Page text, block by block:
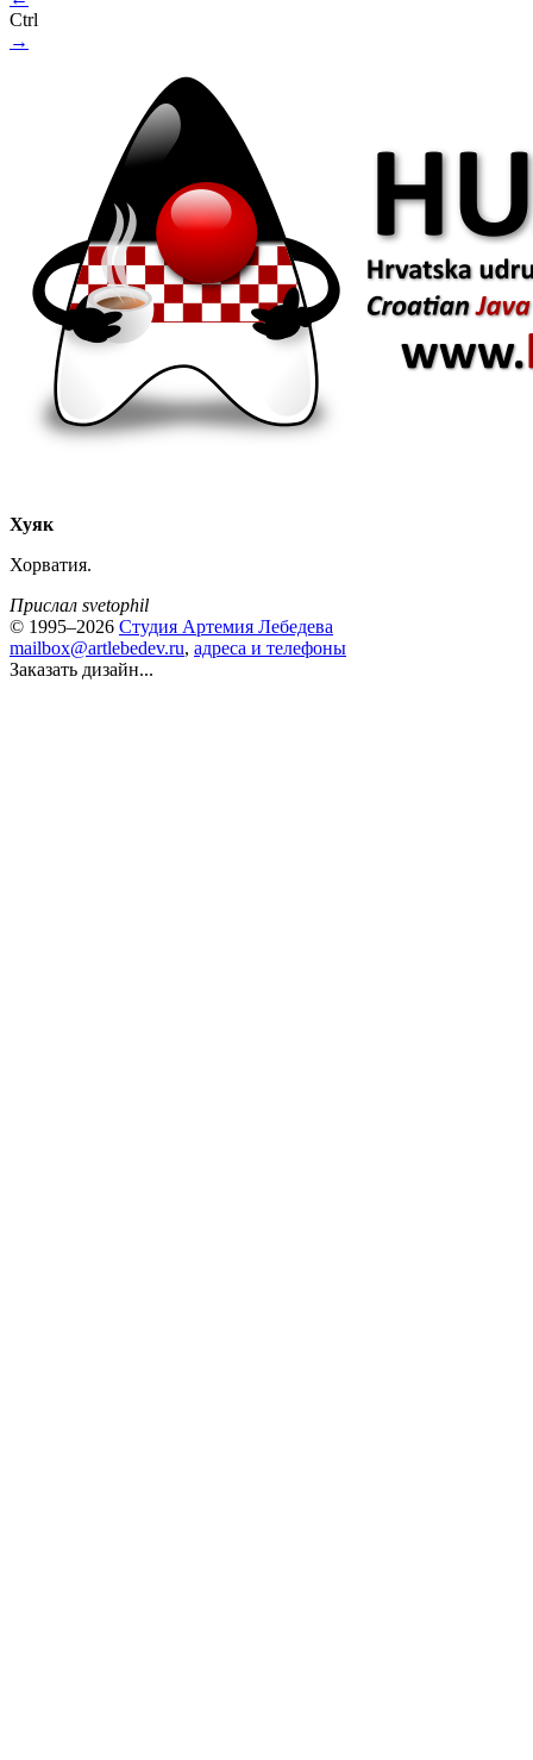
Ctrl
→
Хуяк
Хорватия.
Прислал svetophil
© 1995–2026 Студия Артемия Лебедева
mailbox@artlebedev.ru, адреса и телефоны
Заказать дизайн...